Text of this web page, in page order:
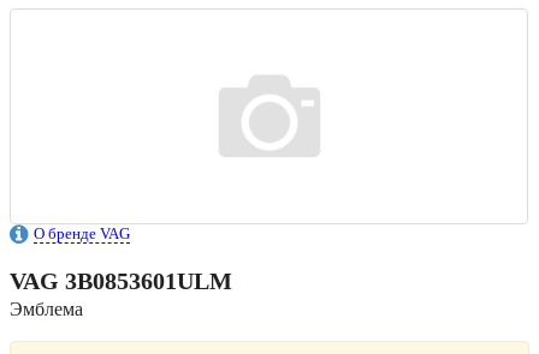
О бренде VAG
VAG 3B0853601ULM
Эмблема